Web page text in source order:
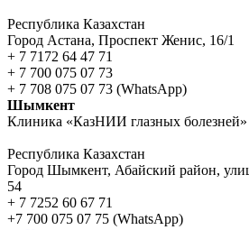
Республика Казахстан
Город Астана, Проспект Женис, 16/1
+ 7 7172 64 47 71
+ 7 700 075 07 73
+ 7 708 075 07 73 (WhatsApp)
Шымкент
Клиника «КазНИИ глазных болезней»
Республика Казахстан
Город Шымкент, Абайский район,
54
+ 7 7252 60 67 71
+7 700 075 07 75 (WhatsApp)